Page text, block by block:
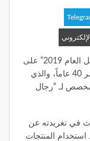
أطلقت مجلة GQ بنسختها الأسترالية لقب “رجل العام 2019” على
الممثل الأميركي جايسون موموا البالغ من العمر 40 عاماً، والذي
لـ “رجال
في تغريدته عن
المنتجات